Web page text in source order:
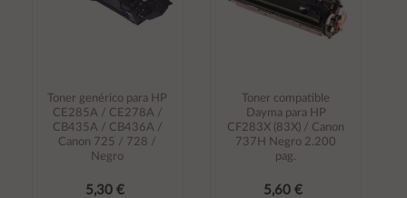
Toner genérico para HP
CE285A / CE278A /
CB435A / CB436A /
Canon 725 / 728 /
Negro
5,30 €
Toner compatible
Dayma para HP
CF283X (83X) / Canon
737H Negro 2.200
pag.
5,60 €